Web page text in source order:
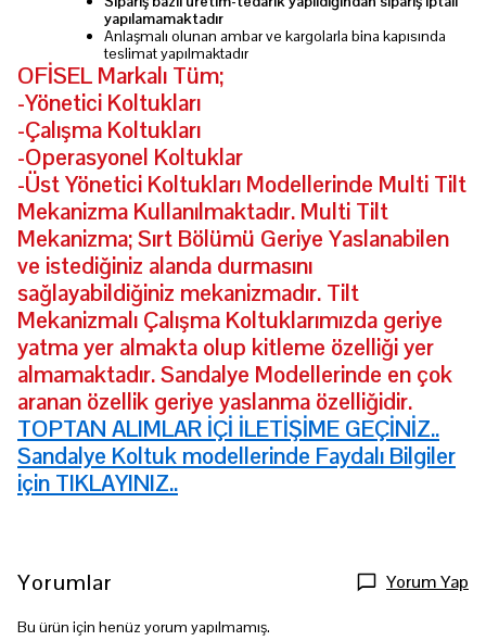
yapılamamaktadır
Anlaşmalı olunan ambar ve kargolarla bina kapısında
teslimat yapılmaktadır
OFİSEL Markalı Tüm;
-Yönetici Koltukları
-Çalışma Koltukları
-Operasyonel Koltuklar
-Üst Yönetici Koltukları Modellerinde Multi Tilt
Mekanizma Kullanılmaktadır. Multi Tilt
Mekanizma; Sırt Bölümü Geriye Yaslanabilen
ve istediğiniz alanda durmasını
sağlayabildiğiniz mekanizmadır. Tilt
Mekanizmalı Çalışma Koltuklarımızda geriye
yatma yer almakta olup kitleme özelliği yer
almamaktadır. Sandalye Modellerinde en çok
aranan özellik geriye yaslanma özelliğidir.
TOPTAN ALIMLAR İÇİ İLETİŞİME GEÇİNİZ..
Sandalye Koltuk modellerinde Faydalı Bilgiler
için TIKLAYINIZ..
Yorumlar Yorum Yap
Bu ürün için henüz yorum yapılmamış.